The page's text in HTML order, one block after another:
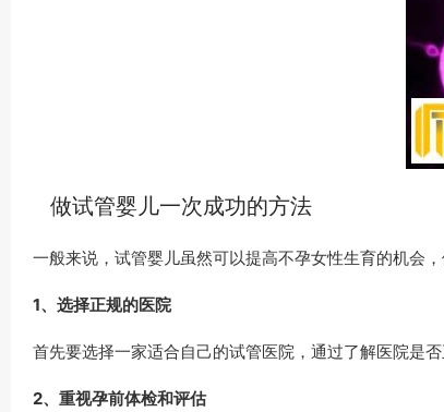
做试管婴儿一次成功的方法
一般来说，试管婴儿虽然可以提高不孕女性生育的机会
1、选择正规的医院
首先要选择一家适合自己的试管医院，通过了解医院是
2、重视孕前体检和评估